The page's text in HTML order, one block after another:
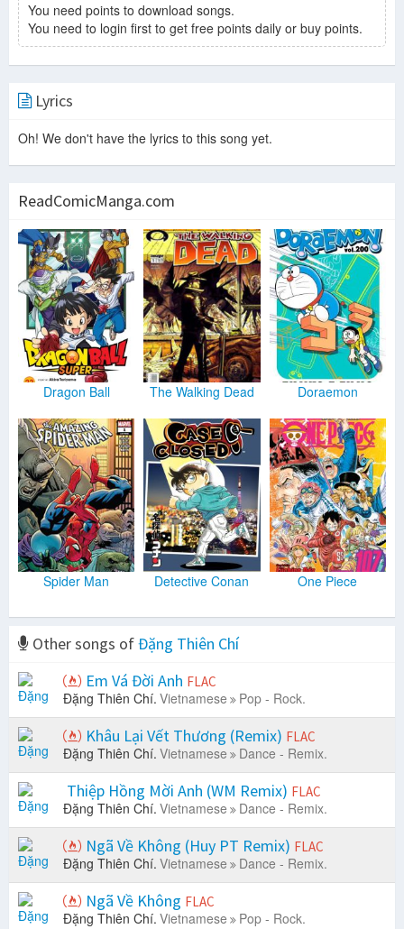
You need points to download songs.
You need to login first to get free points daily or buy points.
Lyrics
Oh! We don't have the lyrics to this song yet.
ReadComicManga.com
Dragon Ball The Walking Dead Doraemon
Spider Man Detective Conan One Piece
Other songs ofĐặng Thiên Chí
Em Vá Đời Anh FLAC
Đặng Thiên Chí. Vietnamese Pop - Rock.
Khâu Lại Vết Thương (Remix) FLAC
Đặng Thiên Chí. Vietnamese Dance - Remix.
Thiệp Hồng Mời Anh (WM Remix) FLAC
Đặng Thiên Chí. Vietnamese Dance - Remix.
Ngã Về Không (Huy PT Remix) FLAC
Đặng Thiên Chí. Vietnamese Dance - Remix.
Ngã Về Không FLAC
Đặng Thiên Chí. Vietnamese Pop - Rock.